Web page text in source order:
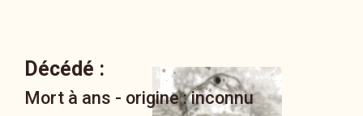
Décédé :
Mort à ans - origine : inconnu